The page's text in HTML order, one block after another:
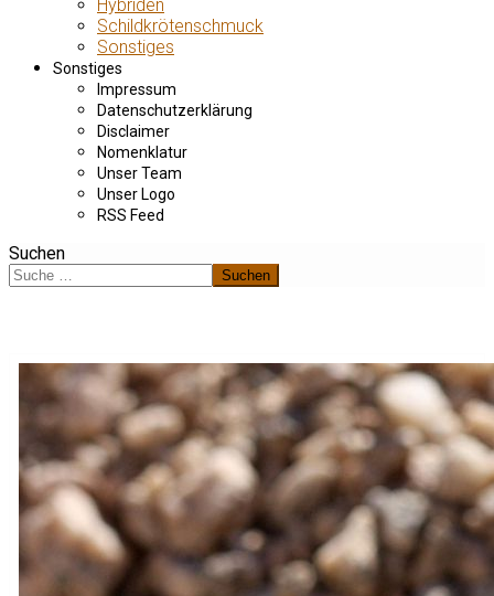
Hybriden
Schildkrötenschmuck
Sonstiges
Sonstiges
Impressum
Datenschutzerklärung
Disclaimer
Nomenklatur
Unser Team
Unser Logo
RSS Feed
Suchen
Suchen